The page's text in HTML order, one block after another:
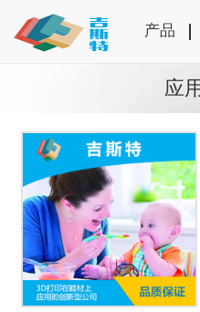
产品
应